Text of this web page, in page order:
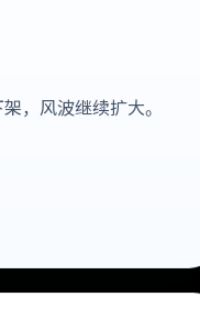
，风波继续扩大。